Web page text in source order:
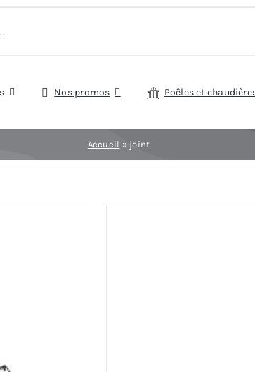
Nos promos Poêles et
Accueil » joint